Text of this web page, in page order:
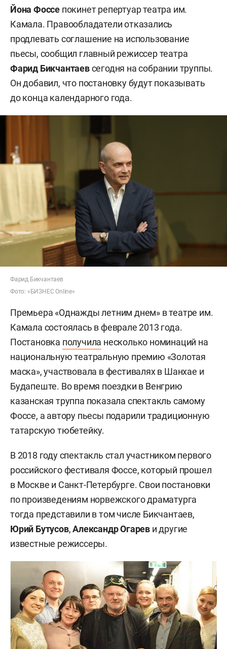
Йона Фоссе покинет репертуар театра им.
Камала. Правообладатели отказались
продлевать соглашение на использование
пьесы, сообщил главный режиссер театра
Фарид Бикчантаевсегодня на собрании труппы.
Он добавил, что постановку будут показывать
до конца календарного года.
Фарид Бикчантаев
Фото: «БИЗНЕС Online»
Премьера «Однажды летним днем» в театре им.
Камала состоялась в феврале 2013 года.
Постановка получила несколько номинаций на
национальную театральную премию «Золотая
маска», участвовала в фестивалях в Шанхае и
Будапеште. Во время поездки в Венгрию
казанская труппа показала спектакль самому
Фоссе, а автору пьесы подарили традиционную
татарскую тюбетейку.
В 2018 году спектакль стал участником первого
российского фестиваля Фоссе, который прошел
в Москве и Санкт-Петербурге. Свои постановки
по произведениям норвежского драматурга
тогда представили в том числе Бикчантаев,
Юрий Бутусов,Александр Огарев и другие
известные режиссеры.